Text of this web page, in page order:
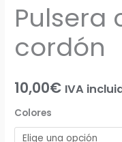
Pulsera
cordón
10,00€ IVA
Colores